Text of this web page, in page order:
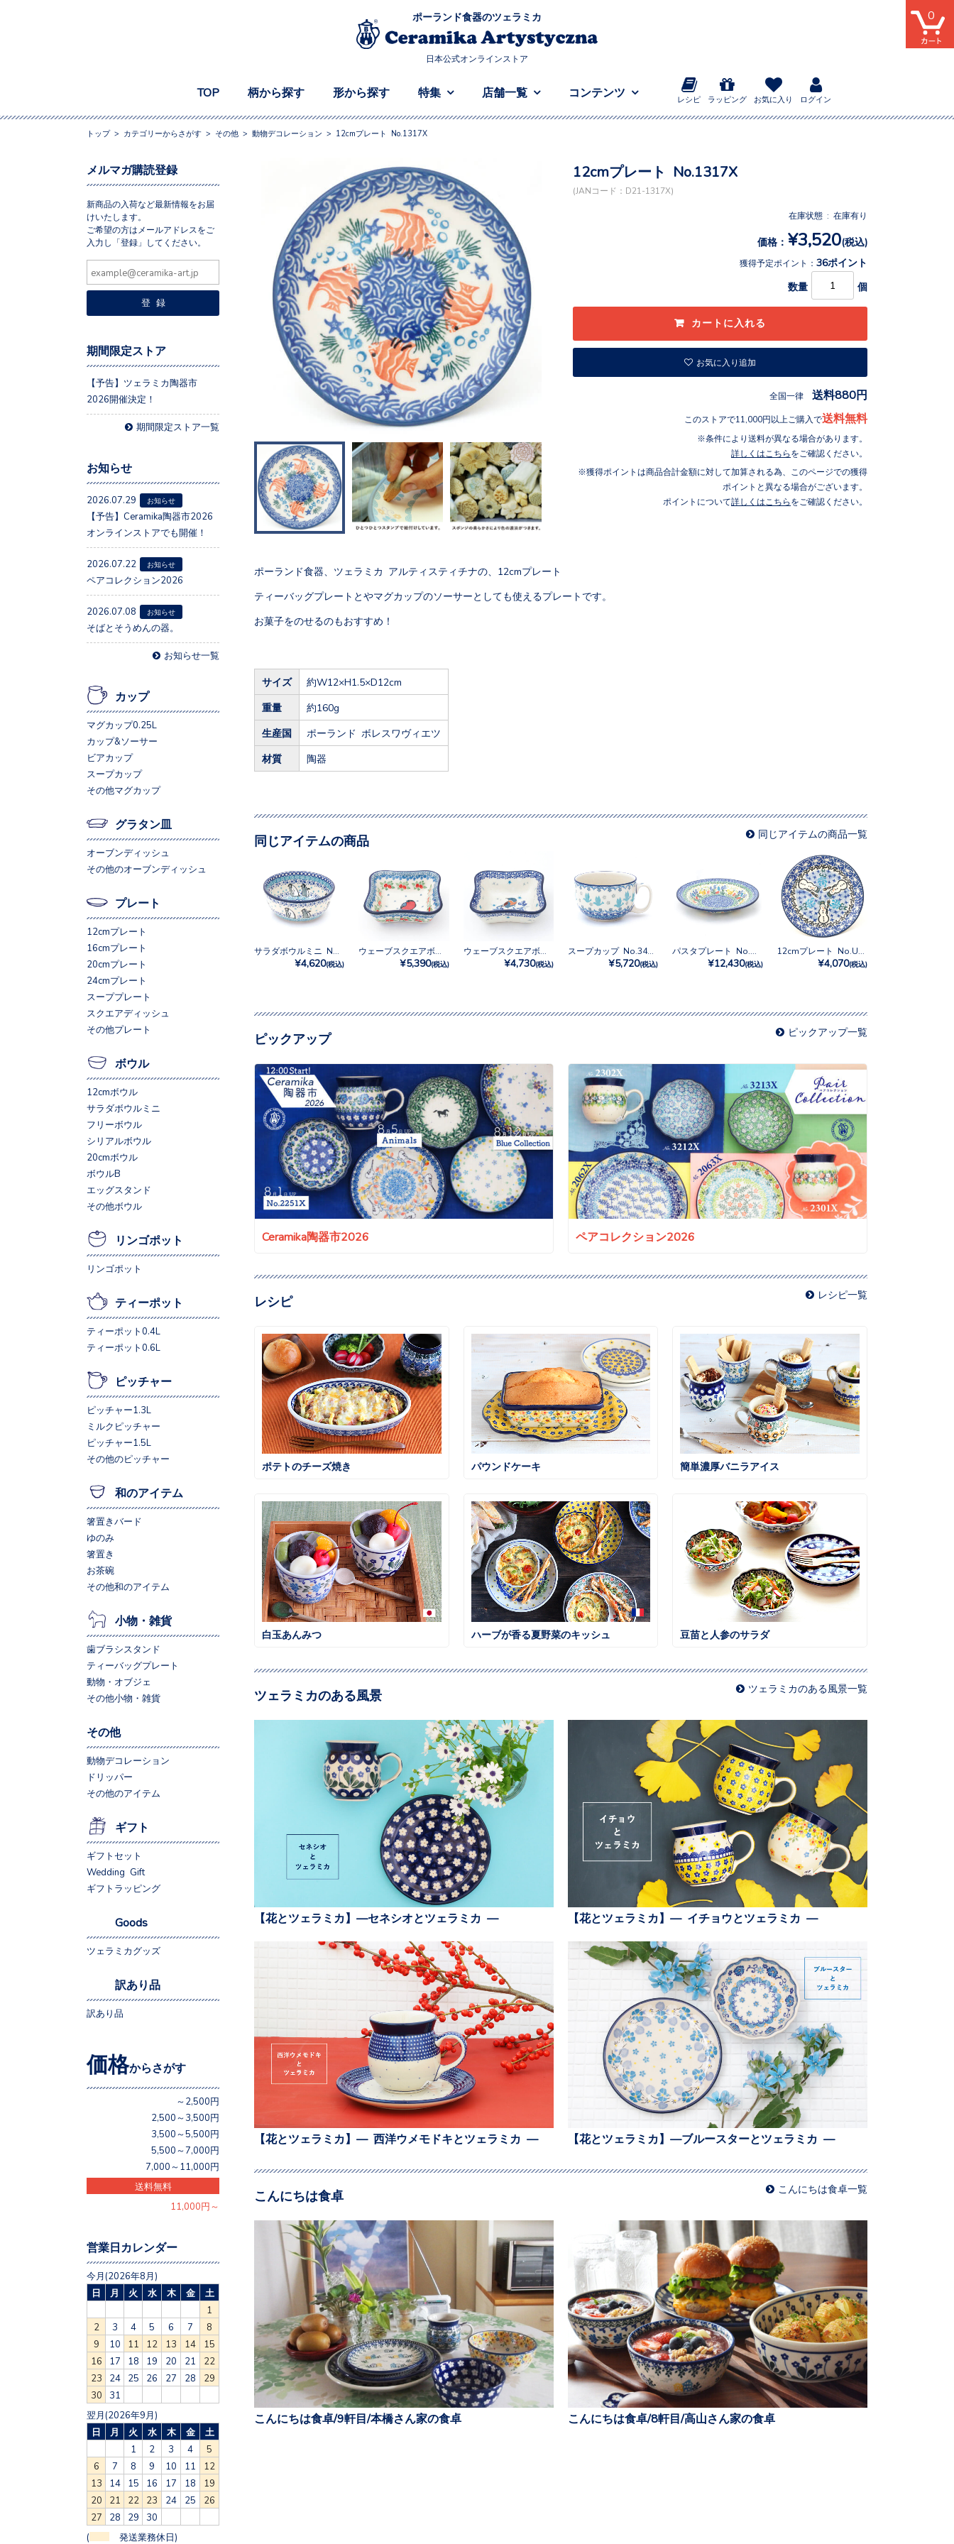
ポーランド食器のツェラミカ
日本公式オンラインストア
TOP 柄から探す 形から探す 特集 店舗一覧 コンテンツ
レシピ ラッピング お気に入り ログイン
0
トップ> カテゴリーからさがす > その他 > 動物デコレーション > 12cmプレート No.1317X
12cmプレート No.1317X
(JANコード：D21-1317X)
在庫状態 : 在庫有り
価格： ¥3,520(税込)
獲得予定ポイント： 36ポイント
数量 個
お気に入り追加
全国一律 送料880円
このストアで11,000円以上ご購入で送料無料
条件により送料が異なる場合があります。
詳しくはこちら をご確認ください。
獲得ポイントは商品合計金額に対して加算される為、このページでの獲得
ポイントと異なる場合がございます。
ポイントについて詳しくはこちら をご確認ください。
ポーランド食器、ツェラミカ アルティスティチナの、12cmプレート
ティーバッグプレートとやマグカップのソーサーとしても使えるプレートです。
お菓子をのせるのもおすすめ！
サイズ 約W12×H1.5×D12cm
重量 約160g
生産国 ポーランド ボレスワヴィエツ
材質 陶器
同じアイテムの商品 同じアイテムの商品一覧
¥4,620(税込) ¥5,390(税込) ¥4,730(税込)
スープカップ No.3433X
¥5,720(税込) ¥12,430(税込) ¥4,070(税込)
ピックアップ ピックアップ一覧
Ceramika陶器市2026 ペアコレクション2026
レシピ レシピ一覧
ポテトのチーズ焼き パウンドケーキ 簡単濃厚バニラアイス
白玉あんみつ ハーブが香る夏野菜のキッシュ 豆苗と人参のサラダ
ツェラミカのある風景 ツェラミカのある風景一覧
【花とツェラミカ】—セネシオとツェラミカ — 【花とツェラミカ】— イチョウとツェラミカ —
【花とツェラミカ】— 西洋ウメモドキとツェラミカ — 【花とツェラミカ】—ブルースターとツェラミカ —
こんにちは食卓 こんにちは食卓一覧
こんにちは食卓/9軒目/本橋さん家の食卓 こんにちは食卓/8軒目/高山さん家の食卓
メルマガ購読登録
新商品の入荷など最新情報をお届
けいたします。
ご希望の方はメールアドレスをご
入力し「登録」してください。
期間限定ストア
【予告】ツェラミカ陶器市
2026開催決定！
期間限定ストア一覧
お知らせ
2026.07.29 お知らせ
【予告】Ceramika陶器市2026
オンラインストアでも開催！
2026.07.22 お知らせ
ペアコレクション2026
2026.07.08 お知らせ
そばとそうめんの器。
お知らせ一覧
カップ
マグカップ0.25L
カップ&ソーサー
ビアカップ
スープカップ
その他マグカップ
グラタン皿
オーブンディッシュ
その他のオーブンディッシュ
プレート
12cmプレート
16cmプレート
20cmプレート
24cmプレート
スーププレート
スクエアディッシュ
その他プレート
ボウル
12cmボウル
サラダボウルミニ
フリーボウル
シリアルボウル
20cmボウル
ボウルB
エッグスタンド
その他ボウル
リンゴポット
リンゴポット
ティーポット
ティーポット0.4L
ティーポット0.6L
ピッチャー
ピッチャー1.3L
ミルクピッチャー
ピッチャー1.5L
その他のピッチャー
和のアイテム
箸置きバード
ゆのみ
箸置き
お茶碗
その他和のアイテム
小物・雑貨
歯ブラシスタンド
ティーバッグプレート
動物・オブジェ
その他小物・雑貨
その他
動物デコレーション
ドリッパー
その他のアイテム
ギフト
ギフトセット
Wedding Gift
ギフトラッピング
Goods
ツェラミカグッズ
訳あり品
訳あり品
価格からさがす
～2,500円
2,500～3,500円
3,500～5,500円
5,500～7,000円
7,000～11,000円
送料無料
11,000円～
営業日カレンダー
今月(2026年8月)
日
月 火 水 木 金
土
1
2
3 4 5 6 7
8
9
10 11 12 13 14
15
16
17 18 19 20 21
22
23
24 25 26 27 28
29
30
31
翌月(2026年9月)
日
月 火 水 木 金
土
1
2 3 4
5
6
7 8 9 10 11
12
13
14 15 16 17 18
19
20
21 22 23 24 25
26
27
28 29 30
( 発送業務休日)